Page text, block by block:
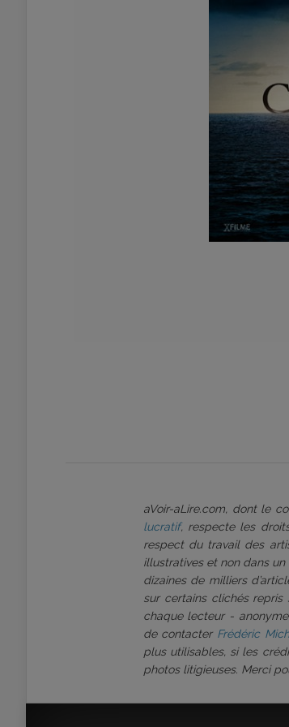
aVoir-aLire.com, dont le
lucratif, respecte les
respect du travail des
illustratives et non dans un
dizaines de milliers
sur certains clichés
chaque lecteur -
de contacter Frédéric
plus utilisables, si les
photos litigieuses. Merci